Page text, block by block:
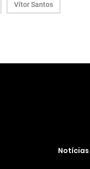
Vítor Santos
Notícias